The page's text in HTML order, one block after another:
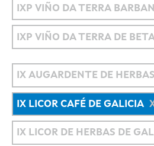
IXP VIÑO DA TERRA
IXP VIÑO DA TERRA DE
IX AUGARDENTE DE
IX LICOR CAFÉ DE GALICIA
IX LICOR DE HERBAS DE